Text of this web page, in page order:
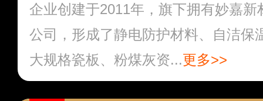
企业创建于2011年，旗下拥有妙嘉
公司，形成了静电防护材料、自洁保
大规格瓷板、粉煤灰资...更多>>